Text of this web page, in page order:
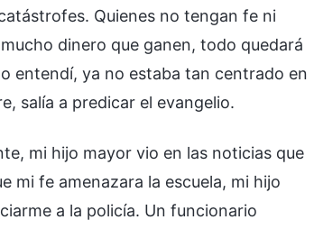
Quienes no tengan fe ni
dinero que ganen, todo quedará
entendí, ya no estaba tan centrado en
salía a predicar el evangelio.
mi hijo mayor vio en las noticias que
mi fe amenazara la escuela, mi hijo
a la policía. Un funcionario